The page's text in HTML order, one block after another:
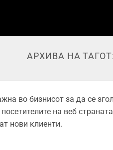
АРХИВА НА ТАГОТ:
во бизнисот за да се
на веб
нови клиенти.